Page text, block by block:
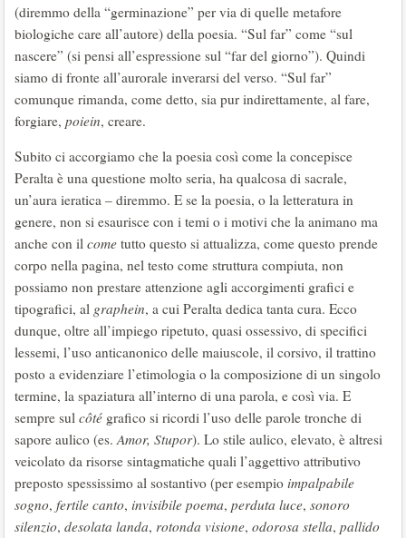
(diremmo della “germinazione” per via di quelle metafore
biologiche care all’autore) della poesia. “Sul far” come “sul
nascere” (si pensi all’espressione sul “far del giorno”). Quindi
siamo di fronte all’aurorale inverarsi del verso. “Sul far”
comunque rimanda, come detto, sia pur indirettamente, al fare,
forgiare, poiein, creare.
Subito ci accorgiamo che la poesia così come la concepisce
Peralta è una questione molto seria, ha qualcosa di sacrale,
un’aura ieratica – diremmo. E se la poesia, o la letteratura in
genere, non si esaurisce con i temi o i motivi che la animano ma
anche con il come tutto questo si attualizza, come questo prende
corpo nella pagina, nel testo come struttura compiuta, non
possiamo non prestare attenzione agli accorgimenti grafici e
tipografici, al graphein, a cui Peralta dedica tanta cura. Ecco
dunque, oltre all’impiego ripetuto, quasi ossessivo, di specifici
lessemi, l’uso anticanonico delle maiuscole, il corsivo, il trattino
posto a evidenziare l’etimologia o la composizione di un singolo
termine, la spaziatura all’interno di una parola, e così via. E
sempre sul côté grafico si ricordi l’uso delle parole tronche di
sapore aulico (es.Amor, Stupor). Lo stile aulico, elevato, è altresi
veicolato da risorse sintagmatiche quali l’aggettivo attributivo
preposto spessissimo al sostantivo (per esempio impalpabile
sogno, fertile canto, invisibile poema, perduta luce, sonoro
silenzio, desolata landa, rotonda visione, odorosa stella, pallido